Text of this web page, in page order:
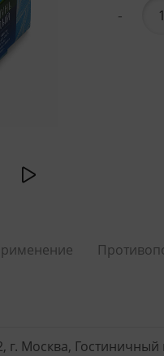
-
г. Москва, Гостиничный